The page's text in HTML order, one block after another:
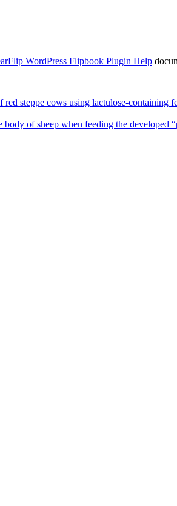
WordPress Flipbook Plugin Help
steppe cows using lactulose-
of sheep when feeding the